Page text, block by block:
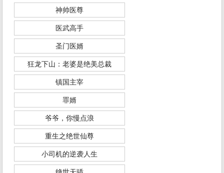
神帅医尊
医武高手
圣门医婿
狂龙下山：老婆是绝美总裁
镇国主宰
罪婿
爷爷，你慢点浪
重生之绝世仙尊
小司机的逆袭人生